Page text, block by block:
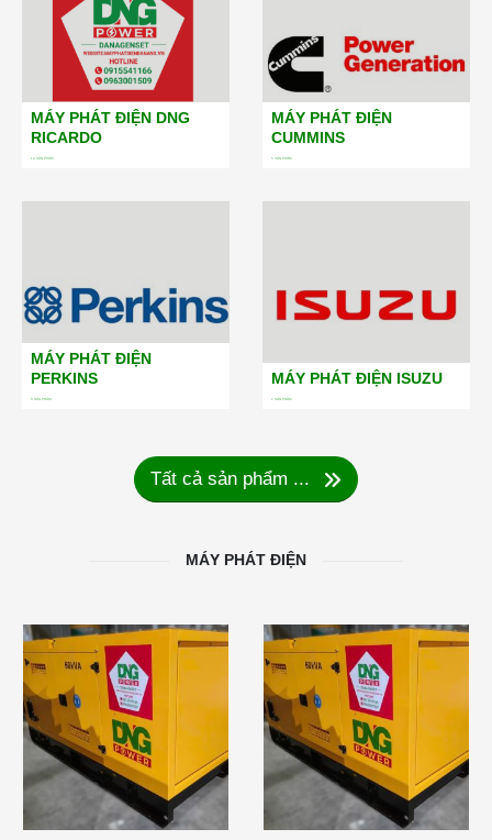
MÁY PHÁT ĐIỆN DNG
RICARDO
19SẢN PHẨM
MÁY PHÁT ĐIỆN
CUMMINS
5SẢN PHẨM
MÁY PHÁT ĐIỆN
PERKINS
5SẢN PHẨM
MÁY PHÁT ĐIỆN ISUZU
1 SẢN PHẨM
Tất cả sản phẩm ...
MÁY PHÁT ĐIỆN